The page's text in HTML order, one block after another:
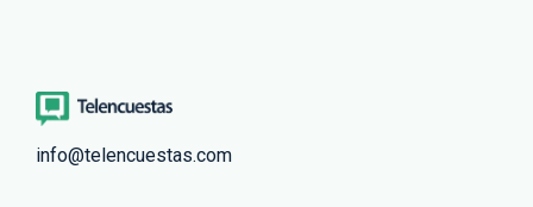
info@telencuestas.com